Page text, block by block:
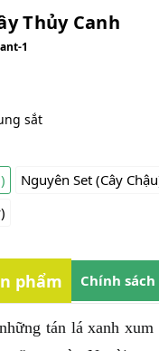
Thủy Canh
1
sắt
Nguyên Set (Cây
phẩm Chính
tán lá xanh xum